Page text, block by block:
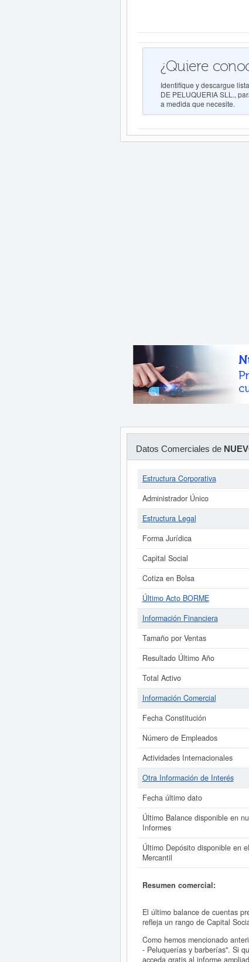
¿Quiere
Identifique y descargue
DE PELUQUERIA SLL.,
a medida que necesite.
Datos Comerciales de
Estructura Corporativa
Administrador Único
Estructura Legal
Forma Jurídica
Capital Social
Cotiza en Bolsa
Último Acto BORME
Información Financiera
Tamaño por Ventas
Resultado Último Año
Total Activo
Información Comercial
Fecha Constitución
Número de Empleados
Actividades Internacionales
Otra Información de Interés
Fecha último dato
Último Balance disponible en
Informes
Último Depósito disponible en
Mercantil
Resumen comercial:
El último balance de cuentas
refleja un rango de Capital
Como hemos mencionado
- Peluquerías y barberías". Si
acceda gratis al informe